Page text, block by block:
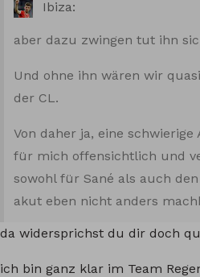
Ibiza:
aber dazu zwingen tut ihn
Und ohne ihn wären wir
der CL.
Von daher ja, eine schwierige
für mich offensichtlich und
sowohl für Sané als auch
akut eben nicht anders
da widersprichst du dir doch
ich bin ganz klar im Team